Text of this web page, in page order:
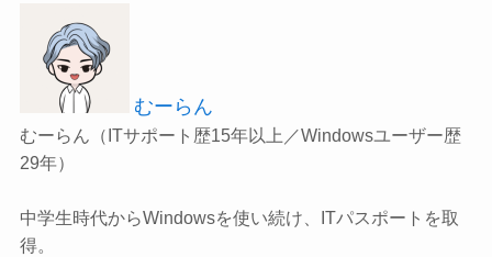
むーらん
むーらん（ITサポート歴15年以上／Windowsユーザー歴
29年）
中学生時代からWindowsを使い続け、ITパスポートを取
得。